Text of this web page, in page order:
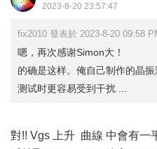
2023-8-20 23:57:47
fix2010 發表於 2023-8-20 09:58
嗯，再次感谢Simon大！
的确是这样。俺自己制作的晶
测试时更容易受到干扰 ...
對!! Vgs 上升 曲線 中會有一